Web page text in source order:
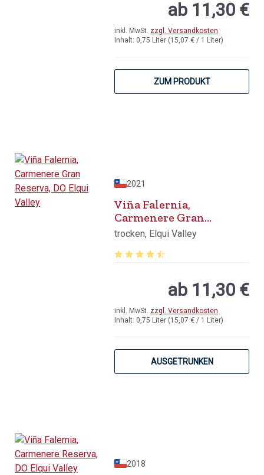
Inhalt: 0,75 Liter (15,07 € / 1 Liter)
inkl. MwSt. zzgl. Versandkosten
ab 11,30 €
ZUM PRODUKT
2021
Viña Falernia,
Carmenere Gran
Reserva, DO Elqui Valley
trocken, Elqui Valley
Inhalt: 0,75 Liter (15,07 € / 1 Liter)
inkl. MwSt. zzgl. Versandkosten
ab 11,30 €
AUSGETRUNKEN
2018